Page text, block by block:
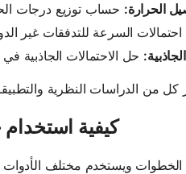
الحرارة:
كيفية استخدام
ويستخدم مختلف الأدوات